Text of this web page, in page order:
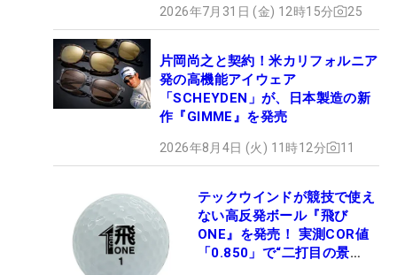
2026年7月31日 (金) 12時15分 25
片岡尚之と契約！米カリフォルニア
発の高機能アイウェア
「SCHEYDEN」が、日本製造の新
作『GIMME』を発売
2026年8月4日 (火) 11時12分 11
テックウインドが競技で使え
ない高反発ボール『飛び
ONE』を発売！ 実測COR値
「0.850」で“二打目の景